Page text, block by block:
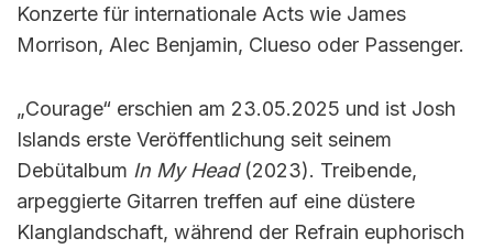
Konzerte für internationale Acts wie James
Morrison, Alec Benjamin, Clueso oder Passenger.
„Courage“ erschien am 23.05.2025 und ist Josh
Islands erste Veröffentlichung seit seinem
Debütalbum In My Head(2023). Treibende,
arpeggierte Gitarren treffen auf eine düstere
Klanglandschaft, während der Refrain euphorisch